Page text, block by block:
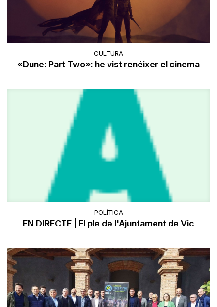
CULTURA
«Dune: Part Two»: he vist renéixer el cinema
POLÍTICA
EN DIRECTE | El ple de l'Ajuntament de Vic